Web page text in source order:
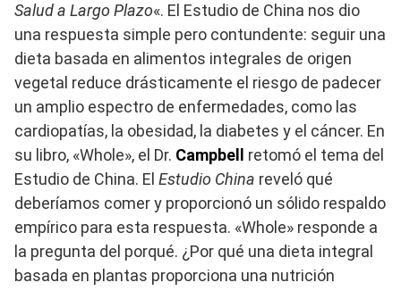
Salud a Largo Plazo«. El Estudio de China nos dio
una respuesta simple pero contundente: seguir una
dieta basada en alimentos integrales de origen
vegetal reduce drásticamente el riesgo de padecer
un amplio espectro de enfermedades, como las
cardiopatías, la obesidad, la diabetes y el cáncer. En
su libro, «Whole», el Dr. Campbell
retomó el tema del
Estudio de China. El Estudio China reveló qué
deberíamos comer y proporcionó un sólido respaldo
empírico para esta respuesta. «Whole» responde a
la pregunta del porqué. ¿Por qué una dieta integral
basada en plantas proporciona una nutrición